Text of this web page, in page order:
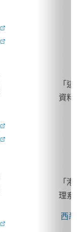
「
資料
「
理系
西